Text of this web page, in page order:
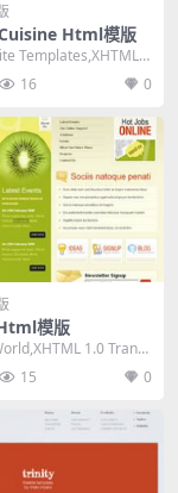
Html模版
Templates,XHTML
16 0
模版
1.0 Transi
15 0